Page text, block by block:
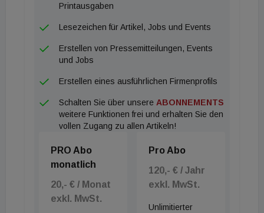
Printausgaben
Lesezeichen für Artikel, Jobs und Events
Erstellen von Pressemitteilungen, Events
und Jobs
Erstellen eines ausführlichen Firmenprofils
Schalten Sie über unsere ABONNEMENTS
weitere Funktionen frei und erhalten Sie den
vollen Zugang zu allen Artikeln!
PRO Abo
monatlich
20,- € / Monat
exkl. MwSt.
Pro Abo
120,- € / Jahr
exkl. MwSt.
Unlimitierter